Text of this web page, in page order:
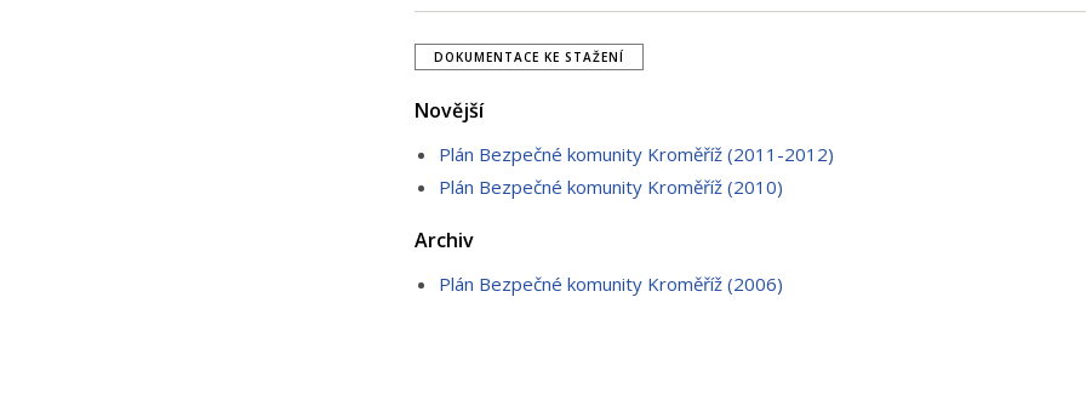
DOKUMENTACE KE STAŽENÍ
Novější
Plán Bezpečné komunity Kroměříž (2011-2012)
Plán Bezpečné komunity Kroměříž (2010)
Archiv
Plán Bezpečné komunity Kroměříž (2006)